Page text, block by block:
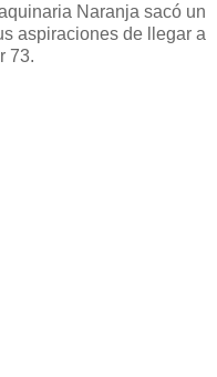
Naranja sacó un
aspiraciones de llegar a
73.